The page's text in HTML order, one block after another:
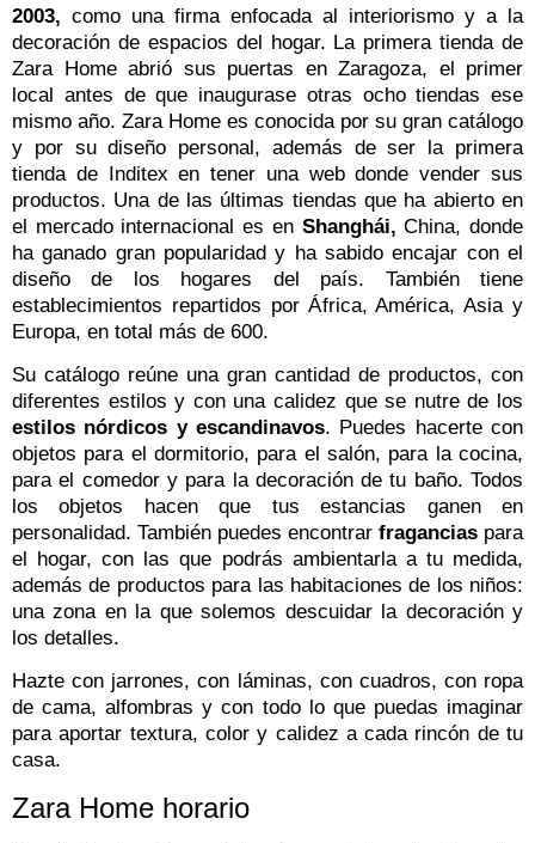
2003, como una firma enfocada al interiorismo y a la
decoración de espacios del hogar. La primera tienda de
Zara Home abrió sus puertas en Zaragoza, el primer
local antes de que inaugurase otras ocho tiendas ese
mismo año. Zara Home es conocida por su gran catálogo
y por su diseño personal, además de ser la primera
tienda de Inditex en tener una web donde vender sus
productos. Una de las últimas tiendas que ha abierto en
el mercado internacional es en Shanghái, China, donde
ha ganado gran popularidad y ha sabido encajar con el
diseño de los hogares del país. También tiene
establecimientos repartidos por África, América, Asia y
Europa, en total más de 600.
Su catálogo reúne una gran cantidad de productos, con
diferentes estilos y con una calidez que se nutre de los
estilos nórdicos y escandinavos. Puedes hacerte con
objetos para el dormitorio, para el salón, para la cocina,
para el comedor y para la decoración de tu baño. Todos
los objetos hacen que tus estancias ganen en
personalidad. También puedes encontrar fragancias para
el hogar, con las que podrás ambientarla a tu medida,
además de productos para las habitaciones de los niños:
una zona en la que solemos descuidar la decoración y
los detalles.
Hazte con jarrones, con láminas, con cuadros, con ropa
de cama, alfombras y con todo lo que puedas imaginar
para aportar textura, color y calidez a cada rincón de tu
casa.
Zara Home horario